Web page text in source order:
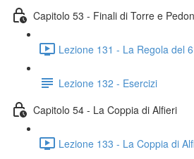
Capitolo 53 - Finali di Torre e
Lezione 131 - La Regola del
Lezione 132 - Esercizi
Capitolo 54 - La Coppia di Alfieri
Lezione 133 - La Coppia di